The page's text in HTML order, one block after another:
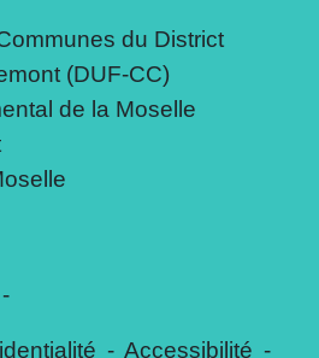
du District
(DUF-CC)
de la Moselle
-
- Accessibilité -